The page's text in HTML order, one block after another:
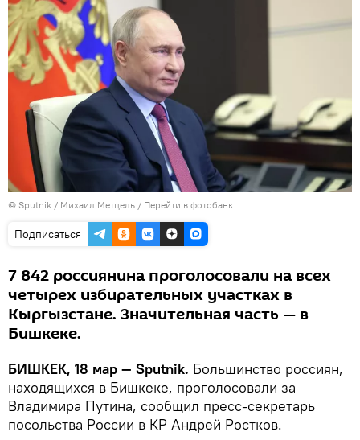
© Sputnik / Михаил Метцель / Перейти в фотобанк
Подписаться
7 842 россиянина проголосовали на всех
четырех избирательных участках в
Кыргызстане. Значительная часть — в
Бишкеке.
БИШКЕК, 18 мар — Sputnik. Большинство россиян,
находящихся в Бишкеке, проголосовали за
Владимира Путина, сообщил пресс-секретарь
посольства России в КР Андрей Ростков.